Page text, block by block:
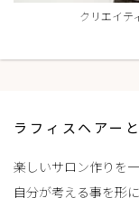
クリエイテ
ラフィスヘアー
楽しいサロン作りを
自分が考える事を形